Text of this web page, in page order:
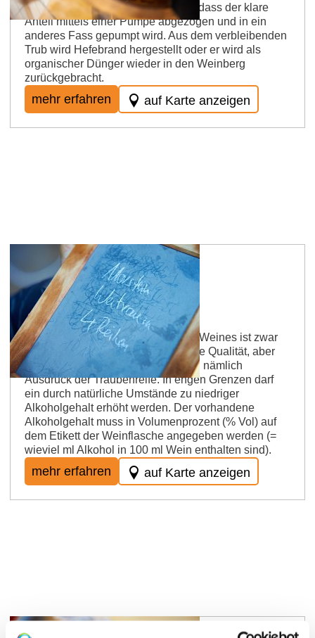
genannt). Dies geschieht dadurch, dass der klare
Anteil mittels einer Pumpe abgezogen und in ein
anderes Fass gepumpt wird. Aus dem verbleibenden
Trub wird Hefebrand hergestellt oder er wird als
organischer Dünger wieder in den Weinberg
zurückgebracht.
mehr erfahren auf Karte anzeigen
Alkoholgehalt
Der natürliche Alkoholgehalt eines Weines ist zwar
kein absolut gültiger Maßstab für die Qualität, aber
doch ein sehr maßgeblicher Faktor, nämlich
Ausdruck der Traubenreife. In engen Grenzen darf
ein durch natürliche Umstände zu niedriger
Alkoholgehalt erhöht werden. Der vorhandene
Alkoholgehalt muss in Volumenprozent (% Vol) auf
dem Etikett der Weinflasche angegeben werden (=
wieviel ml Alkohol in 100 ml Wein enthalten sind).
mehr erfahren auf Karte anzeigen